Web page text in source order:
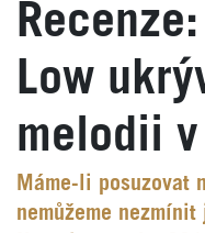
Low
melodii
Máme-li posuzovat
nemůžeme